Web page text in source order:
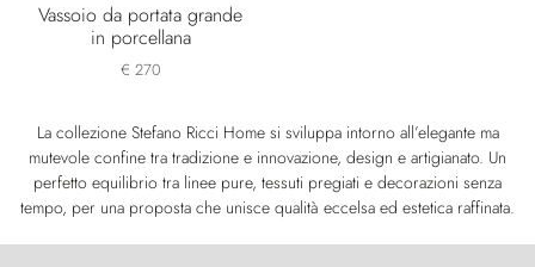
Vassoio da portata grande
in porcellana
€ 270
La collezione Stefano Ricci Home si sviluppa intorno all’elegante ma
mutevole confine tra tradizione e innovazione, design e artigianato. Un
perfetto equilibrio tra linee pure, tessuti pregiati e decorazioni senza
tempo, per una proposta che unisce qualità eccelsa ed estetica raffinata.